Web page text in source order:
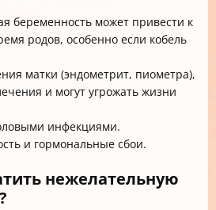
беременность может привести к
родов, особенно если кобель
матки (эндометрит, пиометра),
и могут угрожать жизни
инфекциями.
и гормональные сбои.
нежелательную